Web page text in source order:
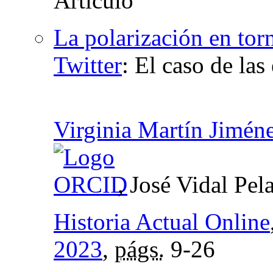
La polarización en
Twitter: El caso de
Virginia Martín
, José Vidal
Historia Actual Online
2023, págs. 9-26